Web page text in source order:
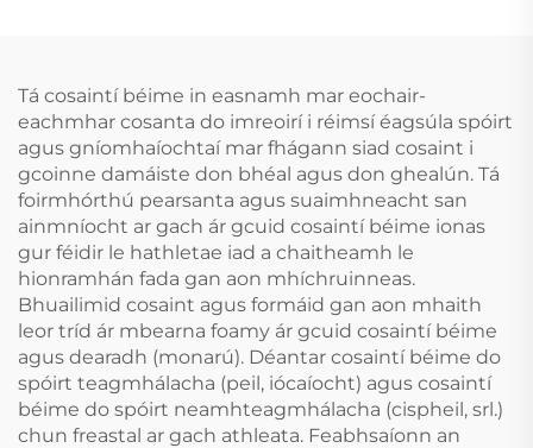
aghaidh an Chnamha
Shilicona, Díol Orthu i
Mbach
Tá cosaintí béime in easnamh mar eochair-
eachmhar cosanta do imreoirí i réimsí éagsúla spóirt
agus gníomhaíochtaí mar fhágann siad cosaint i
gcoinne damáiste don bhéal agus don ghealún. Tá
foirmhórthú pearsanta agus suaimhneacht san
ainmníocht ar gach ár gcuid cosaintí béime ionas
gur féidir le hathletae iad a chaitheamh le
hionramhán fada gan aon mhíchruinneas.
Bhuailimid cosaint agus formáid gan aon mhaith
leor tríd ár mbearna foamy ár gcuid cosaintí béime
agus dearadh (monarú). Déantar cosaintí béime do
spóirt teagmhálacha (peil, iócaíocht) agus cosaintí
béime do spóirt neamhteagmhálacha (cispheil, srl.)
chun freastal ar gach athleata. Feabhsaíonn an